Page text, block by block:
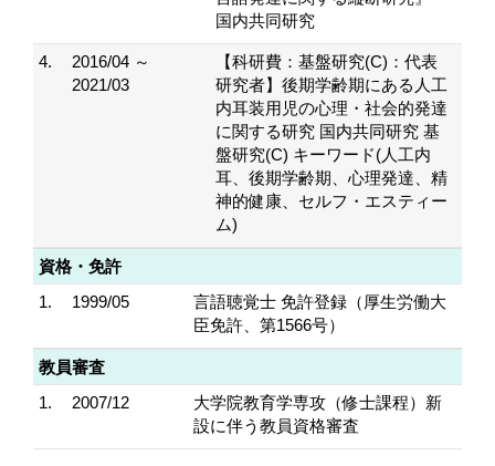
国内共同研究
4.
2016/04 ～
2021/03
【科研費：基盤研究(C)：代表
研究者】後期学齢期にある人工
内耳装用児の心理・社会的発達
に関する研究 国内共同研究 基
盤研究(C) キーワード(人工内
耳、後期学齢期、心理発達、精
神的健康、セルフ・エスティー
ム)
資格・免許
1.
1999/05
言語聴覚士 免許登録（厚生労働大
臣免許、第1566号）
教員審査
1.
2007/12
大学院教育学専攻（修士課程）新
設に伴う教員資格審査